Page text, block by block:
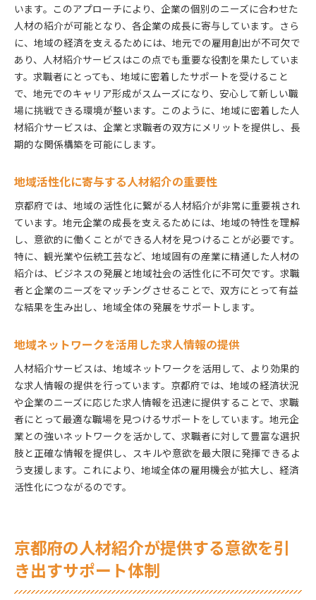
います。このアプローチにより、企業の個別のニーズに合わせた
人材の紹介が可能となり、各企業の成長に寄与しています。さら
に、地域の経済を支えるためには、地元での雇用創出が不可欠で
あり、人材紹介サービスはこの点でも重要な役割を果たしていま
す。求職者にとっても、地域に密着したサポートを受けること
で、地元でのキャリア形成がスムーズになり、安心して新しい職
場に挑戦できる環境が整います。このように、地域に密着した人
材紹介サービスは、企業と求職者の双方にメリットを提供し、長
期的な関係構築を可能にします。
地域活性化に寄与する人材紹介の重要性
京都府では、地域の活性化に繋がる人材紹介が非常に重要視され
ています。地元企業の成長を支えるためには、地域の特性を理解
し、意欲的に働くことができる人材を見つけることが必要です。
特に、観光業や伝統工芸など、地域固有の産業に精通した人材の
紹介は、ビジネスの発展と地域社会の活性化に不可欠です。求職
者と企業のニーズをマッチングさせることで、双方にとって有益
な結果を生み出し、地域全体の発展をサポートします。
地域ネットワークを活用した求人情報の提供
人材紹介サービスは、地域ネットワークを活用して、より効果的
な求人情報の提供を行っています。京都府では、地域の経済状況
や企業のニーズに応じた求人情報を迅速に提供することで、求職
者にとって最適な職場を見つけるサポートをしています。地元企
業との強いネットワークを活かして、求職者に対して豊富な選択
肢と正確な情報を提供し、スキルや意欲を最大限に発揮できるよ
う支援します。これにより、地域全体の雇用機会が拡大し、経済
活性化につながるのです。
京都府の人材紹介が提供する意欲を引
き出すサポート体制